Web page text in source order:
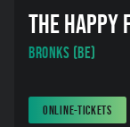
THE HAPPY
BRONKS (BE)
ONLINE-TICKETS